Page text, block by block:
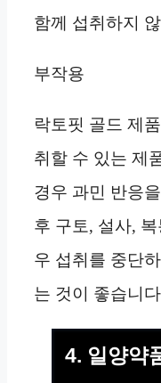
함께 섭취하지
부작용
락토핏 골드 제
취할 수 있는 제
경우 과민 반응
후 구토, 설사,
우 섭취를 중단
는 것이 좋습니
4. 일양약